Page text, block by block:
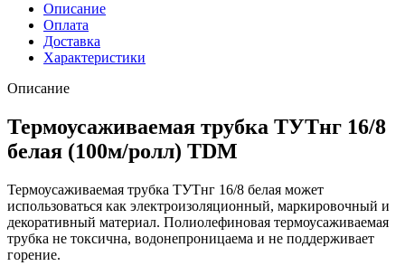
Описание
Оплата
Доставка
Характеристики
Описание
Термоусаживаемая трубка ТУТнг 16/8
белая (100м/ролл) TDM
Термоусаживаемая трубка ТУТнг 16/8 белая может
использоваться как электроизоляционный, маркировочный и
декоративный материал. Полиолефиновая термоусаживаемая
трубка не токсична, водонепроницаема и не поддерживает
горение.